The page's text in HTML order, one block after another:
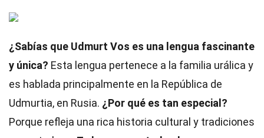
¿Sabías que Udmurt Vos es una lengua fascinante
y única? Esta lengua pertenece a la familia urálica y
es hablada principalmente en la República de
Udmurtia, en Rusia. ¿Por qué es tan especial?
Porque refleja una rica historia cultural y tradiciones